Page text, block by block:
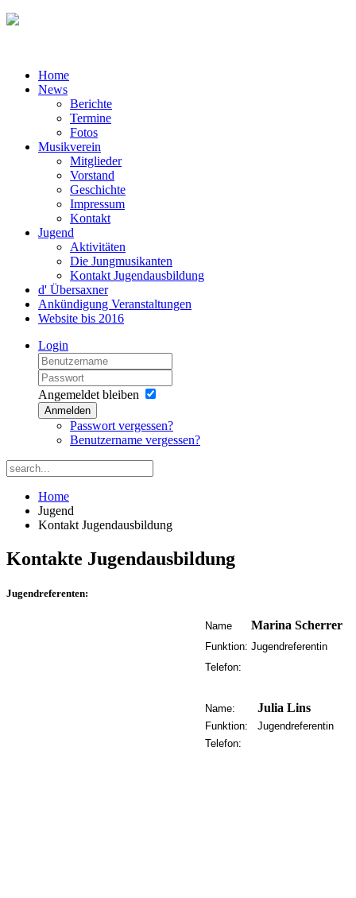
Home
News
Berichte
Termine
Fotos
Musikverein
Mitglieder
Vorstand
Geschichte
Impressum
Kontakt
Jugend
Aktivitäten
Die Jungmusikanten
Kontakt Jugendausbildung
d' Übersaxner
Ankündigung Veranstaltungen
Website bis 2016
Login
Angemeldet bleiben
Anmelden
Passwort vergessen?
Benutzername vergessen?
Home
Jugend
Kontakt Jugendausbildung
Kontakte Jugendausbildung
Jugendreferenten:
Name Marina Scherrer
Funktion: Jugendreferentin
Telefon:
Name: Julia Lins
Funktion:
Jugendreferentin
Telefon: